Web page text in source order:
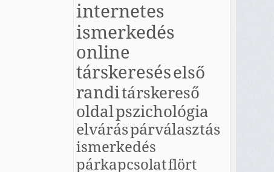
internetes
ismerkedés
online
társkereséselső
randitárskereső
oldalpszichológia
elváráspárválasztás
ismerkedés
párkapcsolatflört